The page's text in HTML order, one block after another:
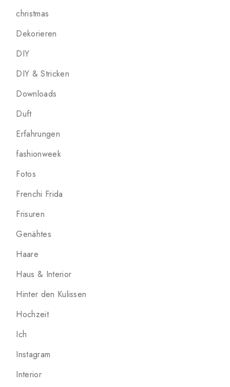
christmas
Dekorieren
DIY
DIY & Stricken
Downloads
Duft
Erfahrungen
fashionweek
Fotos
Frenchi Frida
Frisuren
Genähtes
Haare
Haus & Interior
Hinter den Kulissen
Hochzeit
Ich
Instagram
Interior